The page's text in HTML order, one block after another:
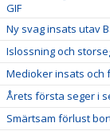
GIF
Ny svag insats utav
Islossning och
Medioker insats och
Årets första seger i
Smärtsam förlust